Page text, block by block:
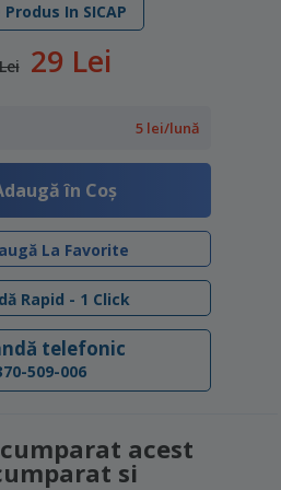
In SICAP
29 Lei
5 lei/lună
în Coş
La Favorite
Rapid - 1 Click
telefonic
509-006
acest
si